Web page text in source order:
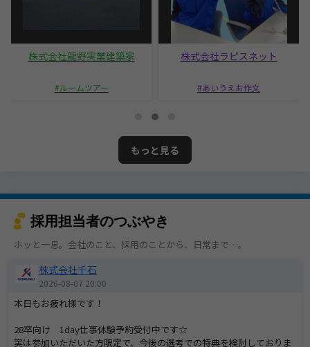
株式会社龍野実業建築家
ルームツアー
株式会社ラピスネット
あいうえお作文
もっと見る
採用担当者のつぶやき
ホッと一息。会社のこと、採用のことから、日常まで…。
株式会社千石
2026-08-07 20:00
本日もお疲れ様です！
28卒向け 1day仕事体験予約受付中です☆
実は参加いただいた方限定で、今後の選考での特典を検討しておりま